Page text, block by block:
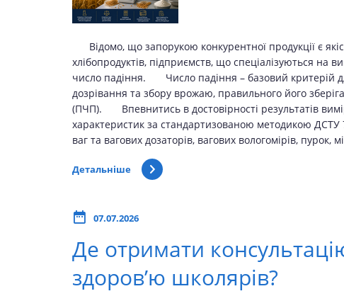
Відомо, що запорукою конкурентної продукції є
хлібопродуктів, підприємств, що спеціалізуються на
число падіння. Число падіння – базовий критерій
дозрівання та збору врожаю, правильного його
(ПЧП). Впевнитись в достовірності результатів
характеристик за стандартизованою методикою
ваг та вагових дозаторів, вагових вологомірів, пурок,
Детальніше
07.07.2026
Де отримати
здоров’ю школярів?